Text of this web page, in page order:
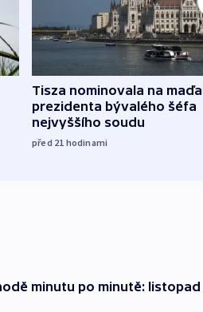
Tisza nominovala na
prezidenta bývalého šéfa
nejvyššího soudu
před 21 hodinami
minutu po minutě: listopad